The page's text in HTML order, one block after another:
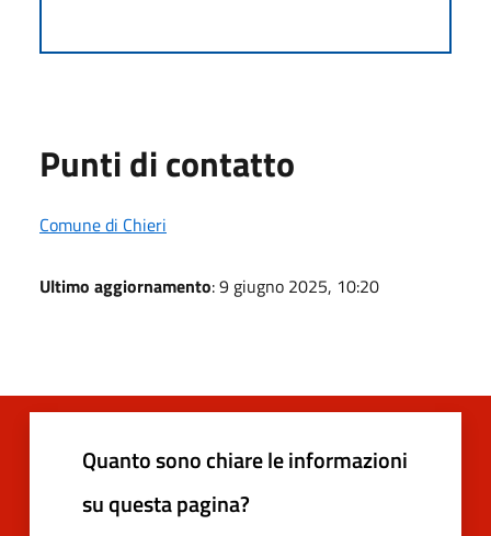
Punti di contatto
Comune di Chieri
Ultimo aggiornamento: 9 giugno 2025, 10:20
Quanto sono chiare le informazioni
su questa pagina?